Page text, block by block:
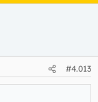
#4.013